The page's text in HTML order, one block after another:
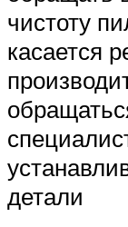
чистоту
касается
детали